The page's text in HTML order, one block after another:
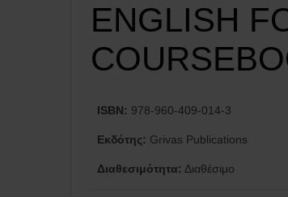
ENGLISH
ISBN: 978-960-409-014-3
Εκδότης: Grivas Publications
Διαθεσιμότητα: Διαθέσιμο